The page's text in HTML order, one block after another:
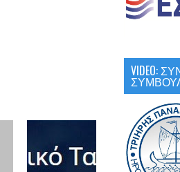
VIDEO: